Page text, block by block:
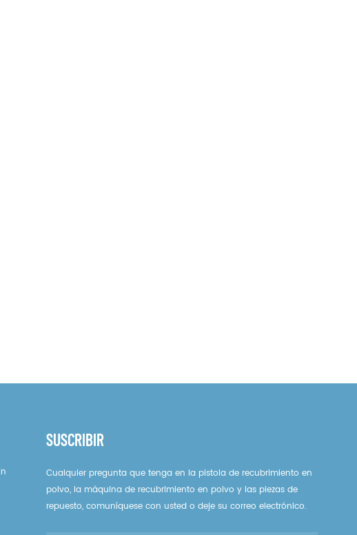
SUSCRIBIR
Cualquier pregunta que tenga en la pistola de recubrimiento en
polvo, la máquina de recubrimiento en polvo y las piezas de
repuesto, comuníquese con usted o deje su correo electrónico.